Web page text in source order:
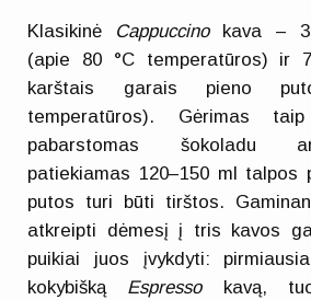
Klasikinė Cappuccinokava –
(apie 80 °C temperatūros) ir
karštais garais pieno
temperatūros). Gėrimas
pabarstomas šokoladu
patiekiamas 120–150 ml talpos
putos turi būti tirštos.
atkreipti dėmesį į tris kavos
puikiai juos įvykdyti:
kokybišką Espressokavą,